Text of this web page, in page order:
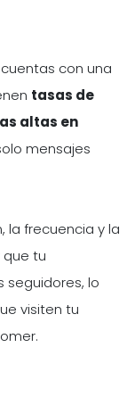
con una
tasas de
altas en
mensajes
la frecuencia y la
tu
seguidores, lo
visiten tu